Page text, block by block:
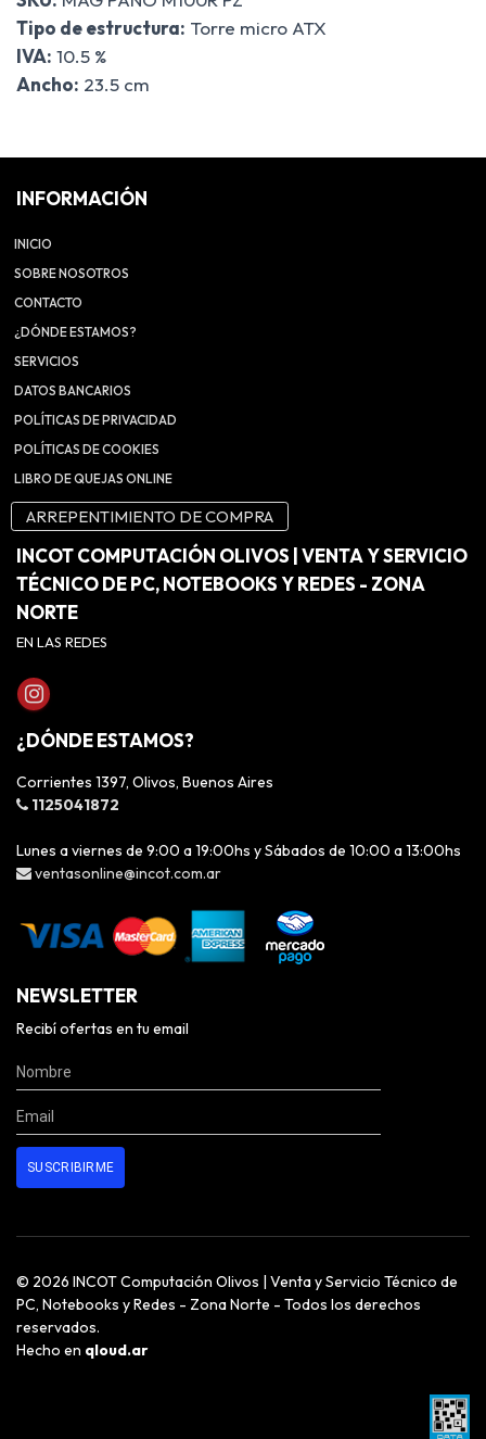
Tipo de estructura: Torre micro ATX
IVA: 10.5 %
Ancho: 23.5 cm
INFORMACIÓN
INICIO
SOBRE NOSOTROS
CONTACTO
¿DÓNDE ESTAMOS?
SERVICIOS
DATOS BANCARIOS
POLÍTICAS DE PRIVACIDAD
POLÍTICAS DE COOKIES
LIBRO DE QUEJAS ONLINE
ARREPENTIMIENTO DE COMPRA
INCOT COMPUTACIÓN OLIVOS | VENTA Y SERVICIO
TÉCNICO DE PC, NOTEBOOKS Y REDES - ZONA
NORTE
EN LAS REDES
¿DÓNDE ESTAMOS?
Corrientes 1397, Olivos, Buenos Aires
1125041872
Lunes a viernes de 9:00 a 19:00hs y Sábados de 10:00 a 13:00hs
ventasonline@incot.com.ar
NEWSLETTER
Recibí ofertas en tu email
© 2026 INCOT Computación Olivos | Venta y Servicio Técnico de
PC, Notebooks y Redes - Zona Norte - Todos los derechos
reservados.
Hecho en qloud.ar